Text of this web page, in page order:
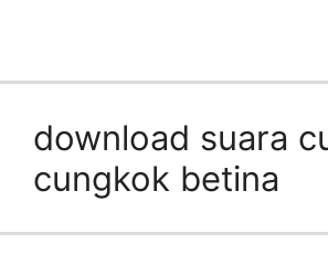
download suara
cungkok betina